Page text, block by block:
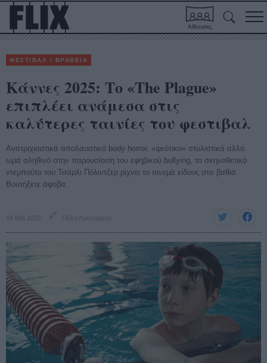
Αίθουσες
ΦΕΣΤΙΒΑΛ / ΒΡΑΒΕΙΑ
Κάννες 2025: Το «The Plague»
επιπλέει ανάμεσα στις
καλύτερες ταινίες του φεστιβαλ
Ανατριχιαστικά απολαυστικό body horror, «ψεύτικο» στυλιστικά αλλά
ωμά αληθινό στην παρουσίαση του εφηβικού bullying, το σκηνοθετικό
ντεμπούτο του Τσάρλι Πόλιντζερ ρίχνει το σινεμά είδους στα βαθιά.
Βουτήξετε άφοβα.
18 Μάι 2025 Πόλυ Λυκούργου